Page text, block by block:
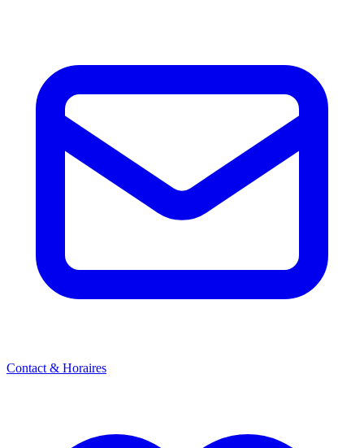
Contact & Horaires